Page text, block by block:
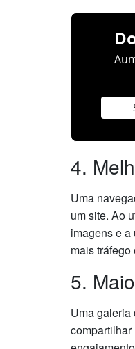
4.
Uma
um site. Ao
imagens e
mais
5.
Uma galeria